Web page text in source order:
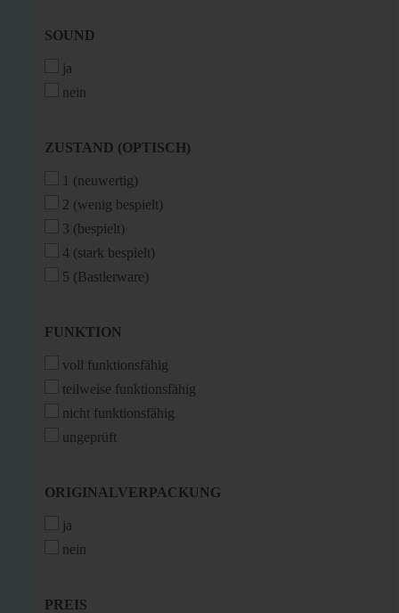
SOUND
SOUND
ja
nein
ZUSTAND
ZUSTAND (OPTISCH)
1 (neuwertig)
2 (wenig bespielt)
3 (bespielt)
4 (stark bespielt)
5 (Bastlerware)
FUNKTION
FUNKTION
voll funktionsfähig
teilweise funktionsfähig
nicht funktionsfähig
ungeprüft
ORIGINALVERPACKUNG
ORIGINALVERPACKUNG
ja
nein
PREIS
PREIS